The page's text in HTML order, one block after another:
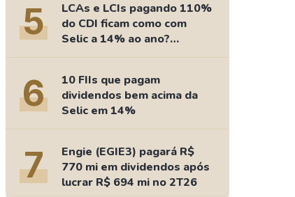
5
LCAs e LCIs pagando 110%
do CDI ficam como com
Selic a 14% ao ano?
Fizemos as contas
6
10 FIIs que pagam
dividendos bem acima da
Selic em 14%
7
Engie (EGIE3) pagará R$
770 mi em dividendos após
lucrar R$ 694 mi no 2T26